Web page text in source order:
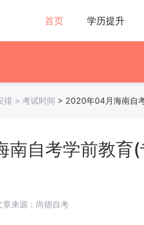
首页 学历提升
排 > 考试时间 > 2020年04月海南自
自考学前教育(
来源：尚德自考